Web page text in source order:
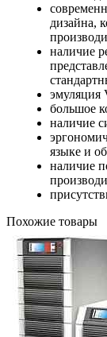
дизайна,
наличие
эмуляция
большое
наличие
языке и
наличие
Похожие товары